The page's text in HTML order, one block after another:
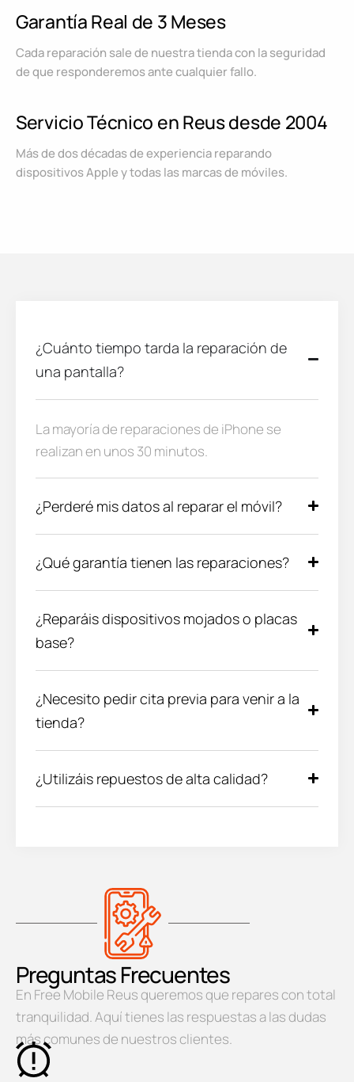
Garantía Real de 3 Meses
Cada reparación sale de nuestra tienda con la seguridad
de que responderemos ante cualquier fallo.
Servicio Técnico en Reus desde 2004
Más de dos décadas de experiencia reparando
dispositivos Apple y todas las marcas de móviles.
¿Cuánto tiempo tarda la reparación de
una pantalla?
La mayoría de reparaciones de iPhone se
realizan en unos 30 minutos.
¿Perderé mis datos al reparar el móvil?
¿Qué garantía tienen las reparaciones?
¿Reparáis dispositivos mojados o placas
base?
¿Necesito pedir cita previa para venir a la
tienda?
¿Utilizáis repuestos de alta calidad?
Preguntas Frecuentes
En Free Mobile Reus queremos que repares con total
tranquilidad. Aquí tienes las respuestas a las dudas
más comunes de nuestros clientes.